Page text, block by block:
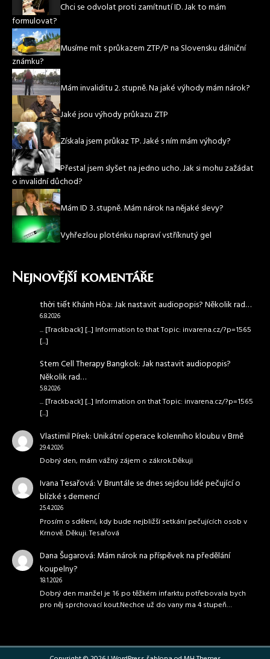
Chci se odvolat proti zamítnutí ID. Jak to mám
formulovat?
Musíme mít s průkazem ZTP/P na Slovensku dálniční
známku?
Mám invaliditu 2. stupně. Na jaké výhody mám nárok?
Jaké jsou výhody průkazu ZTP
Získala jsem průkaz TP. Jaké s ním mám výhody?
Přestal jsem slyšet na jedno ucho. Jak si mohu zažádat
o invalidní důchod?
Mám ID 3. stupně. Mám nárok na nějaké slevy?
Vyhřezlou ploténku napraví vstříknutý gel
Nejnovější komentáře
thời tiết Khánh Hòa:Jak nastavit audiopopis? Několik rad…
6.8.2026
... [Trackback] [...] Information to that Topic: invarena.cz/?p=1565
[...]
Stem Cell Therapy Bangkok:Jak nastavit audiopopis?
Několik rad…
5.8.2026
... [Trackback] [...] Information on that Topic: invarena.cz/?p=1565
[...]
Vlastimil Pírek:Unikátní operace kolenního kloubu v Brně
29.4.2026
Dobrý den, mám vážný zájem o zákrok.Děkuji
Ivana Tesařová:V Bruntále se dnes sejdou lidé pečující o
blízké s demencí
25.4.2026
Prosím o sdělení, kdy bude nejbližší setkání pečujících osob v
Krnově. Děkuji. Tesařová
Dana Šugarová: Mám nárok na příspěvek na předělání
koupelny?
18.1.2026
Dobrý den manžel je 16 po těžkém infarktu potřebovala bych
pro něj sprchovací kout.Nechce už do vany ma 4 stupeň…